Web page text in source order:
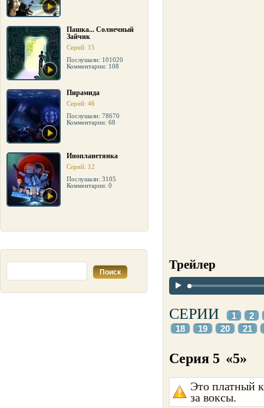
Пашка... Солнечный
Зайчик
Серий: 15
Послушали: 101020
Комментарии: 108
Пирамида
Серий: 46
Послушали: 78670
Комментарии: 68
Инопланетянка
Серий: 12
Послушали: 3105
Комментарии: 0
Трейлер
СЕРИИ 1
2
18
19 20 21
Серия 5 «5»
Это платный
за воксы.